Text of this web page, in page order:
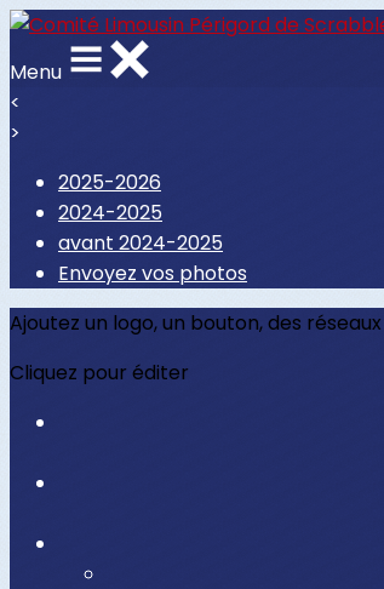
Menu
<
>
2025-2026
2024-2025
avant 2024-2025
Envoyez vos photos
Ajoutez un logo, un bouton, des
Cliquez pour éditer